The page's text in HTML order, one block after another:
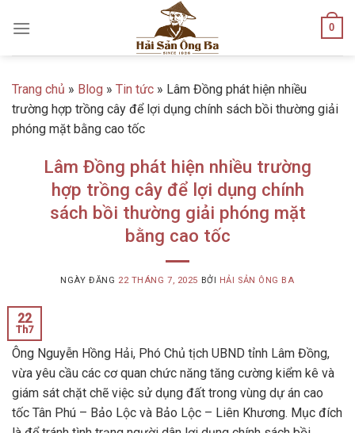
0
Trang chủ » Blog » Tin tức » Lâm Đồng phát hiện nhiều
trường hợp trồng cây để lợi dụng chính sách bồi thường giải
phóng mặt bằng cao tốc
Lâm Đồng phát hiện nhiều trường
hợp trồng cây để lợi dụng chính
sách bồi thường giải phóng mặt
bằng cao tốc
NGÀY ĐĂNG 22 THÁNG 7, 2025 BỞI HẢI SẢN ÔNG BA
22
Th7
Ông Nguyễn Hồng Hải, Phó Chủ tịch UBND tỉnh Lâm Đồng,
vừa yêu cầu các cơ quan chức năng tăng cường kiểm kê và
giám sát chặt chẽ việc sử dụng đất trong vùng dự án cao
tốc Tân Phú – Bảo Lộc và Bảo Lộc – Liên Khương. Mục đích